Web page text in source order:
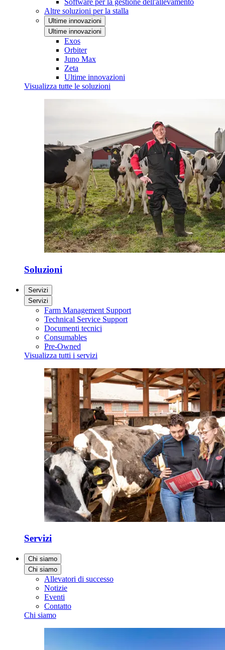
Software per la gestione dell'allevamento
Altre soluzioni per la stalla
Ultime innovazioni
Ultime innovazioni
Exos
Orbiter
Juno Max
Zeta
Ultime innovazioni
Visualizza tutte le soluzioni
Soluzioni
Servizi
Servizi
Farm Management Support
Technical Service Support
Documenti tecnici
Consumables
Pre-Owned
Visualizza tutti i servizi
Servizi
Chi siamo
Chi siamo
Allevatori di successo
Notizie
Eventi
Contatto
Chi siamo